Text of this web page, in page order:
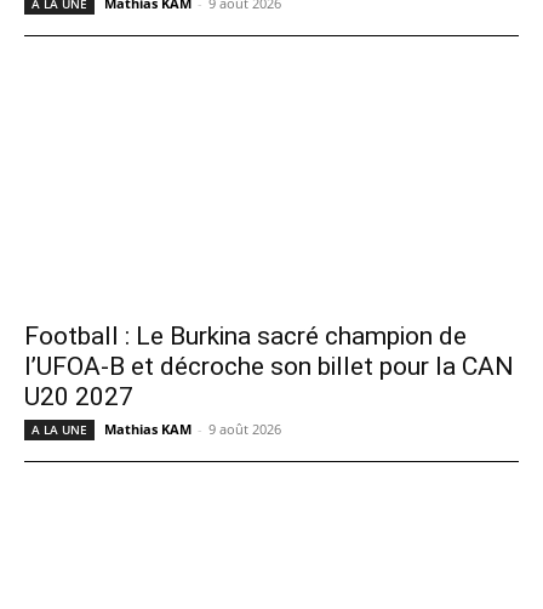
Football : Le Burkina sacré champion de
l’UFOA-B et décroche son billet pour la CAN
U20 2027
A LA UNE Mathias KAM - 9 août 2026